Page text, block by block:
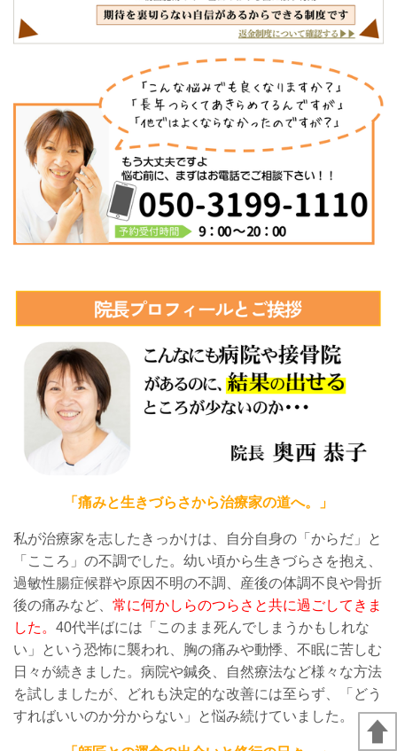
「痛みと生きづらさから治療家の道へ。」
私が治療家を志したきっかけは、自分自身の「からだ」と
「こころ」の不調でした。幼い頃から生きづらさを抱え、
過敏性腸症候群や原因不明の不調、産後の体調不良や骨折
後の痛みなど、 常に何かしらのつらさと共に過ごしてきま
した。 40代半ばには「このまま死んでしまうかもしれな
い」という恐怖に襲われ、胸の痛みや動悸、不眠に苦しむ
日々が続きました。病院や鍼灸、自然療法など様々な方法
を試しましたが、どれも決定的な改善には至らず、「どう
すればいいのか分からない」と悩み続けていました。